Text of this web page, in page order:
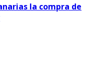
la compra de